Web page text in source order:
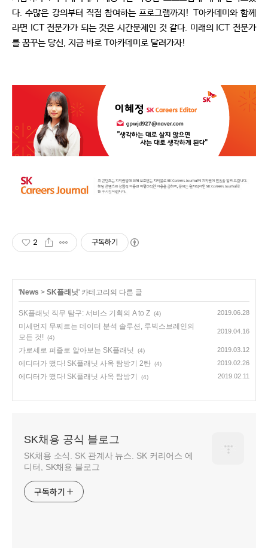
다. 수많은 강의부터 직접 참여하는 프로그램까지! T아카데미와 함께
라면 ICT 전문가가 되는 것은 시간문제인 것 같다. 미래의 ICT 전문가
를 꿈꾸는 당신, 지금 바로 T아카데미로 달려가자!
2 구독하기
'News > SK플래닛' 카테고리의 다른 글
SK플래닛 직무 탐구: 서비스 기획의 A to Z (4) 2019.06.28
미세먼지 무찌르는 데이터 분석 솔루션, 루빅스브레인의
모든 것! (4)
2019.04.16
가로세로 퍼즐로 알아보는 SK플래닛 (4) 2019.03.12
에디터가 떴다! SK플래닛 사옥 탐방기 2탄 (4) 2019.02.26
에디터가 떴다! SK플래닛 사옥 탐방기 (4) 2019.02.11
SK채용 공식 블로그
SK채용 소식. SK 관계사 뉴스. SK 커리어스 에
디터, SK채용 블로그
구독하기